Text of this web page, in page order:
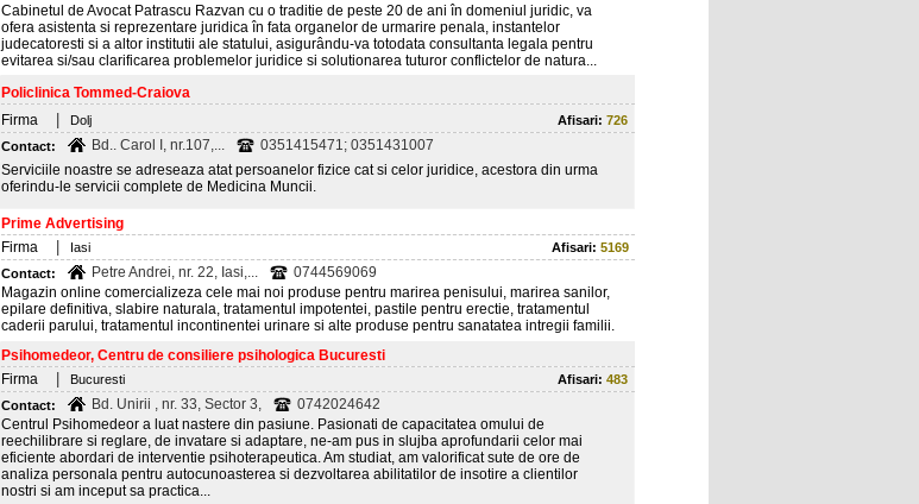
Cabinetul de Avocat Patrascu Razvan cu o traditie de peste 20 de ani în domeniul juridic, va
ofera asistenta si reprezentare juridica în fata organelor de urmarire penala, instantelor
judecatoresti si a altor institutii ale statului, asigurându-va totodata consultanta legala pentru
evitarea si/sau clarificarea problemelor juridice si solutionarea tuturor conflictelor de natura...
Policlinica Tommed-Craiova
Firma
Dolj Afisari: 726
Contact:
Bd.. Carol I, nr.107,...
0351415471; 0351431007
Serviciile noastre se adreseaza atat persoanelor fizice cat si celor juridice, acestora din urma
oferindu-le servicii complete de Medicina Muncii.
Prime Advertising
Firma
Iasi Afisari: 5169
Contact:
Petre Andrei, nr. 22, Iasi,...
0744569069
Magazin online comercializeza cele mai noi produse pentru marirea penisului, marirea sanilor,
epilare definitiva, slabire naturala, tratamentul impotentei, pastile pentru erectie, tratamentul
caderii parului, tratamentul incontinentei urinare si alte produse pentru sanatatea intregii familii.
Psihomedeor, Centru de consiliere psihologica Bucuresti
Firma
Bucuresti Afisari: 483
Contact:
Bd. Unirii , nr. 33, Sector 3,
0742024642
Centrul Psihomedeor a luat nastere din pasiune. Pasionati de capacitatea omului de
reechilibrare si reglare, de invatare si adaptare, ne-am pus in slujba aprofundarii celor mai
eficiente abordari de interventie psihoterapeutica. Am studiat, am valorificat sute de ore de
analiza personala pentru autocunoasterea si dezvoltarea abilitatilor de insotire a clientilor
nostri si am inceput sa practica...